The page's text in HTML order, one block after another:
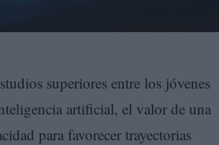
superiores entre los jóvenes
artificial, el valor de una
para favorecer trayectorias